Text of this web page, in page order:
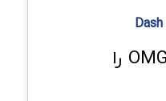
چگونه ارز دیجیتال OMG را